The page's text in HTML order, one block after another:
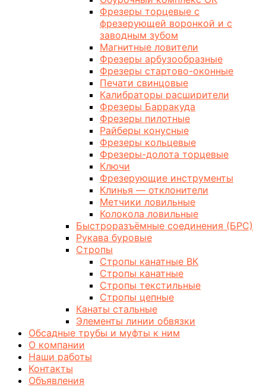
Фрезеры торцевые с
фрезерующей воронкой и с
заводным зубом
Магнитные ловители
Фрезеры арбузообразные
Фрезеры стартово-оконные
Печати свинцовые
Калибраторы расширители
Фрезеры Барракуда
Фрезеры пилотные
Райберы конусные
Фрезеры кольцевые
Фрезеры-долота торцевые
Ключи
Фрезерующие инструменты
Клинья — отклонители
Метчики ловильные
Колокола ловильные
Быстроразъёмные соединения (БРС)
Рукава буровые
Стропы
Стропы канатные ВК
Стропы канатные
Стропы текстильные
Стропы цепные
Канаты стальные
Элементы линии обвязки
Обсадные трубы и муфты к ним
О компании
Наши работы
Контакты
Объявления